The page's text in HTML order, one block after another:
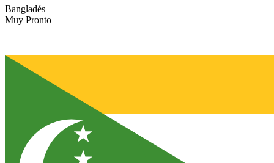
Bangladés
Muy Pronto